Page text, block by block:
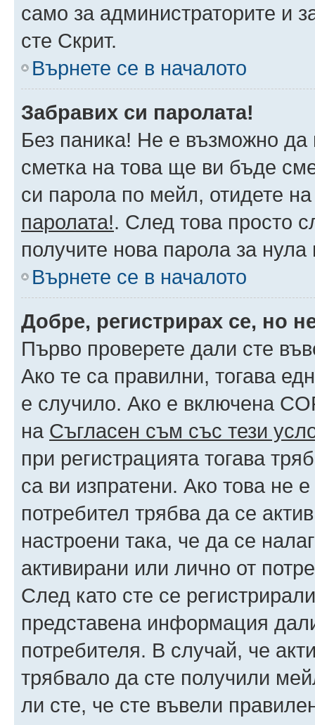
само за администраторите и
сте Скрит.
Върнете се в началото
Забравих си паролата!
Без паника! Не е възможно да
сметка на това ще ви бъде
си парола по мейл, отидете
паролата!. След това просто
получите нова парола за
Върнете се в началото
Добре, регистрирах се, но
Първо проверете дали сте
Ако те са правилни, тогава
е случило. Ако е включена
на Съгласен съм със тези
при регистрацията тогава
са ви изпратени. Ако това не
потребител трябва да се
настроени така, че да се
активирани или лично от
След като сте се
представена информация
потребителя. В случай, че
трябвало да сте получили
ли сте, че сте въвели